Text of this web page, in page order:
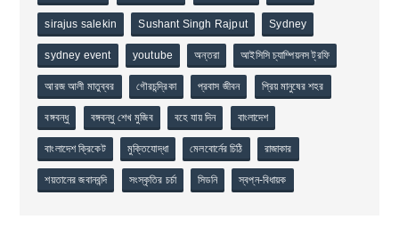
sirajus salekin Sushant Singh Rajput Sydney
sydney event youtube অন্তরা আইসিসি চ্যাম্পিয়নস ট্রফি
আরজ আলী মাতুব্বর গৌরচন্দ্রিকা প্রবাস জীবন প্রিয় মানুষের শহর
বঙ্গবন্ধু বঙ্গবন্ধু শেখ মুজিব বহে যায় দিন বাংলাদেশ
বাংলাদেশ ক্রিকেট মুক্তিযোদ্ধা মেলবোর্নের চিঠি রাজাকার
শয়তানের জবানবন্দি সংস্কৃতির চর্চা সিডনি স্বপ্ন-বিধায়ক